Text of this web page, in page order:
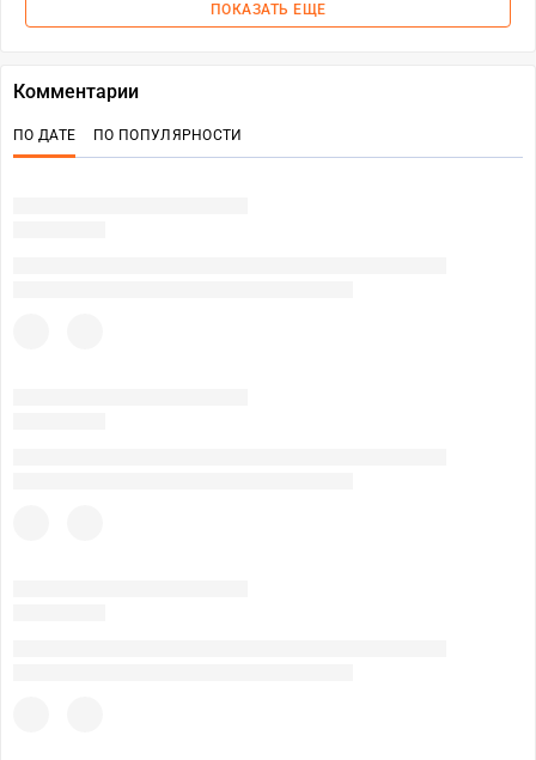
ПОКАЗАТЬ ЕЩЕ
Комментарии
ПО ДАТЕ ПО ПОПУЛЯРНОСТИ